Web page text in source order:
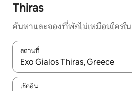
Thiras
ค้นหาและจองที่พักไม่เหมือนใครใ
สถานที่
ใช้ลูกศรขึ้นลง หรือใช้การสัมผัสหรือ
เช็คอิน